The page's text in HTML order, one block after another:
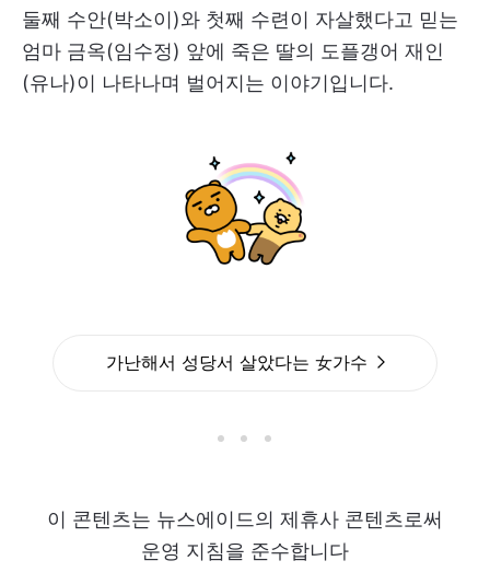
둘째 수안(박소이)와 첫째 수련이 자살했다고 믿는
엄마 금옥(임수정) 앞에 죽은 딸의 도플갱어 재인
(유나)이 나타나며 벌어지는 이야기입니다.
가난해서 성당서 살았다는 女가수
이 콘텐츠는 뉴스에이드의 제휴사 콘텐츠로써
운영 지침을 준수합니다